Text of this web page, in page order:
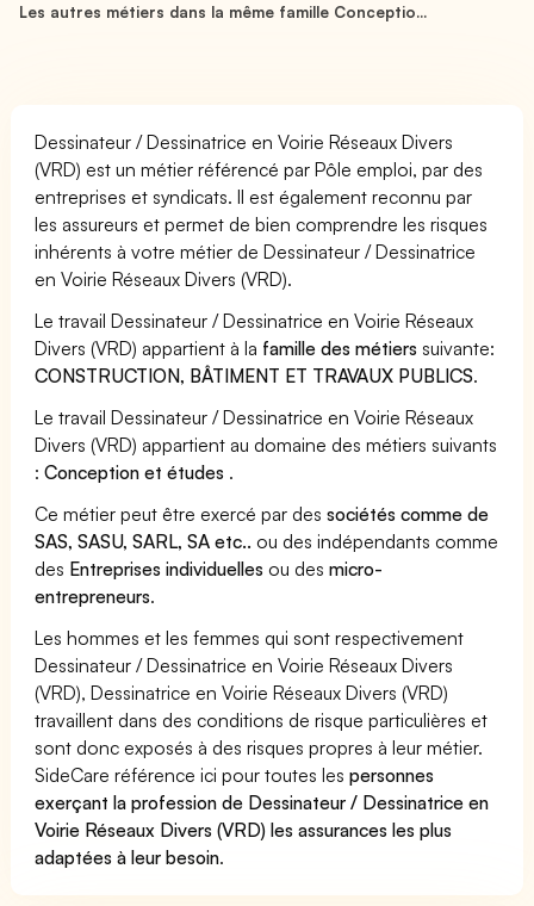
Les autres métiers dans la même famille Conceptio...
Dessinateur / Dessinatrice en Voirie Réseaux Divers
(VRD) est un métier référencé par Pôle emploi, par des
entreprises et syndicats. Il est également reconnu par
les assureurs et permet de bien comprendre les risques
inhérents à votre métier de Dessinateur / Dessinatrice
en Voirie Réseaux Divers (VRD).
Le travail Dessinateur / Dessinatrice en Voirie Réseaux
Divers (VRD) appartient à la famille des métiers suivante:
CONSTRUCTION, BÂTIMENT ET TRAVAUX PUBLICS.
Le travail Dessinateur / Dessinatrice en Voirie Réseaux
Divers (VRD) appartient au domaine des métiers suivants
:Conception et études .
Ce métier peut être exercé par dessociétés comme de
SAS, SASU, SARL, SA etc.. ou des indépendants comme
des Entreprises individuelles ou desmicro-
entrepreneurs.
Les hommes et les femmes qui sont respectivement
Dessinateur / Dessinatrice en Voirie Réseaux Divers
(VRD), Dessinatrice en Voirie Réseaux Divers (VRD)
travaillent dans des conditions de risque particulières et
sont donc exposés à des risques propres à leur métier.
SideCare référence ici pour toutes lespersonnes
exerçant la profession de Dessinateur / Dessinatrice en
Voirie Réseaux Divers (VRD) les assurances les plus
adaptées à leur besoin.